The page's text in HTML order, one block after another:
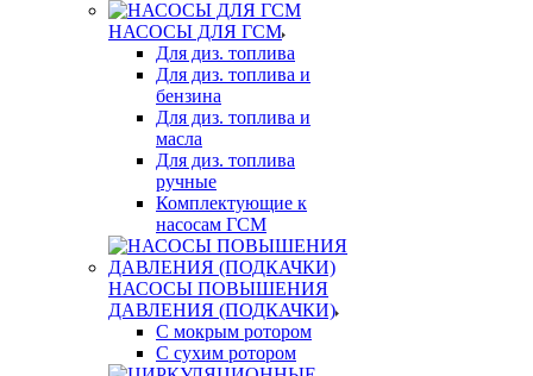
НАСОСЫ ДЛЯ ГСМ
Для диз. топлива
Для диз. топлива и
бензина
Для диз. топлива и
масла
Для диз. топлива
ручные
Комплектующие к
насосам ГСМ
НАСОСЫ ПОВЫШЕНИЯ
ДАВЛЕНИЯ (ПОДКАЧКИ)
С мокрым ротором
С сухим ротором